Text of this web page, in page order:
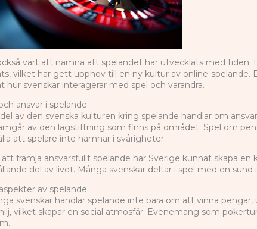
värt att nämna att spelandet har utvecklats med
vilket har gett upphov till en ny kultur av online-
hur svenskar interagerar med spel och varandra.
ansvar i spelande
av den svenska kulturen kring spelande handlar om
av den lagstiftning som finns på området. Spel om
att spelare inte hamnar i svårigheter.
främja ansvarsfullt spelande har Sverige kunnat skapa
del av livet. Många svenskar deltar i spel med en
av spelande
svenskar handlar spelande inte bara om att vinna
vilket skapar en social atmosfär. Evenemang som